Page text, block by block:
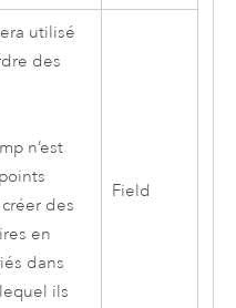
utilisé
des
n’est
des
en
dans
ils
Field